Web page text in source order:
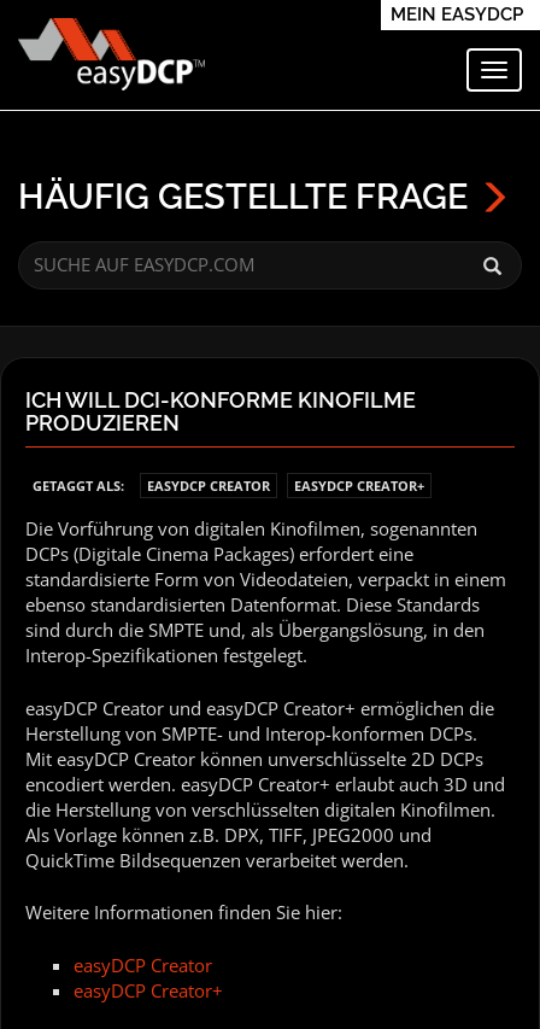
MEIN EASYDCP
HÄUFIG GESTELLTE FRAGE
ICH WILL DCI-KONFORME KINOFILME
PRODUZIEREN
GETAGGT ALS: EASYDCP CREATOR EASYDCP CREATOR+
Die Vorführung von digitalen Kinofilmen, sogenannten
DCPs (Digitale Cinema Packages) erfordert eine
standardisierte Form von Videodateien, verpackt in einem
ebenso standardisierten Datenformat. Diese Standards
sind durch die SMPTE und, als Übergangslösung, in den
Interop-Spezifikationen festgelegt.
easyDCP Creator und easyDCP Creator+ ermöglichen die
Herstellung von SMPTE- und Interop-konformen DCPs.
Mit easyDCP Creator können unverschlüsselte 2D DCPs
encodiert werden. easyDCP Creator+ erlaubt auch 3D und
die Herstellung von verschlüsselten digitalen Kinofilmen.
Als Vorlage können z.B. DPX, TIFF, JPEG2000 und
QuickTime Bildsequenzen verarbeitet werden.
Weitere Informationen finden Sie hier:
easyDCP Creator
easyDCP Creator+